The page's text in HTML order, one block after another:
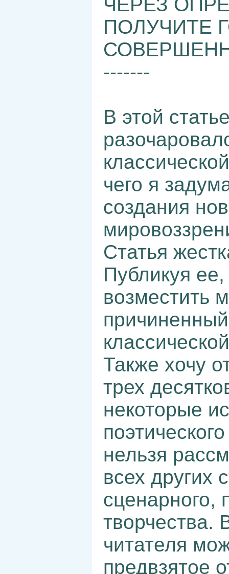
ПОЛУЧИТЕ
-------
В этой
чего я
создания
Статья
Публикуя
возместить
Также хочу
трех
некоторые
нельзя
всех других
сценарного,
творчества.
читателя
предвзятое